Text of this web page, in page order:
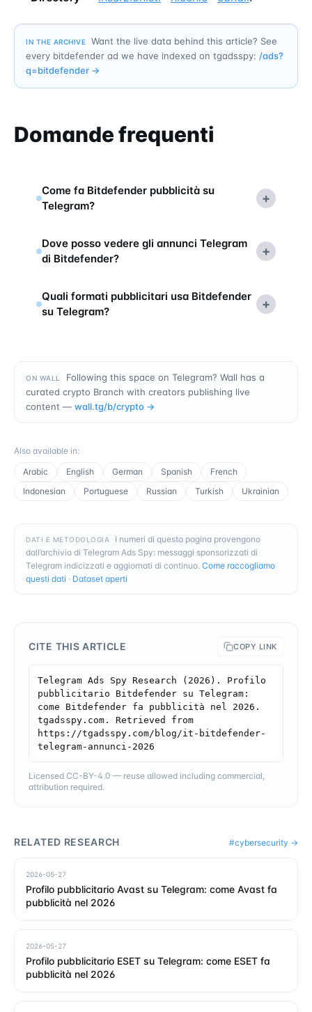
IN THE ARCHIVE
Want the live data behind this article? See
every bitdefender ad we have indexed on tgadsspy: /ads?
q=bitdefender →
Domande frequenti
Come fa Bitdefender pubblicità su
Telegram?
+
Dove posso vedere gli annunci Telegram
di Bitdefender?
+
Quali formati pubblicitari usa Bitdefender
su Telegram?
+
ON WALL
Following this space on Telegram? Wall has a
curated crypto Branch with creators publishing live
content — wall.tg/b/crypto →
Also available in:
Arabic
English German Spanish
French
Indonesian
Portuguese Russian Turkish Ukrainian
DATI E METODOLOGIA
I numeri di questa pagina provengono
dall’archivio di Telegram Ads Spy: messaggi sponsorizzati di
Telegram indicizzati e aggiornati di continuo. Come raccogliamo
questi dati · Dataset aperti
CITE THIS ARTICLE COPY LINK
Telegram Ads Spy Research (2026). Profilo
pubblicitario Bitdefender su Telegram:
come Bitdefender fa pubblicità nel 2026.
tgadsspy.com. Retrieved from
https://tgadsspy.com/blog/it-bitdefender-
telegram-annunci-2026
Licensed CC-BY-4.0 — reuse allowed including commercial,
attribution required.
RELATED RESEARCH #cybersecurity →
2026-05-27
Profilo pubblicitario Avast su Telegram: come Avast fa
pubblicità nel 2026
2026-05-27
Profilo pubblicitario ESET su Telegram: come ESET fa
pubblicità nel 2026